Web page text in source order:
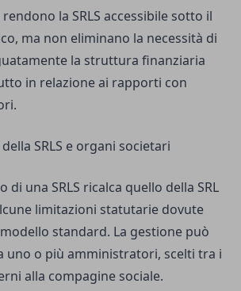
la SRLS accessibile sotto il
ma non eliminano la necessità di
la struttura finanziaria
in relazione ai rapporti con
SRLS e organi societari
una SRLS ricalca quello della SRL
limitazioni statutarie dovute
standard. La gestione può
uno o più amministratori, scelti tra i
alla compagine sociale.